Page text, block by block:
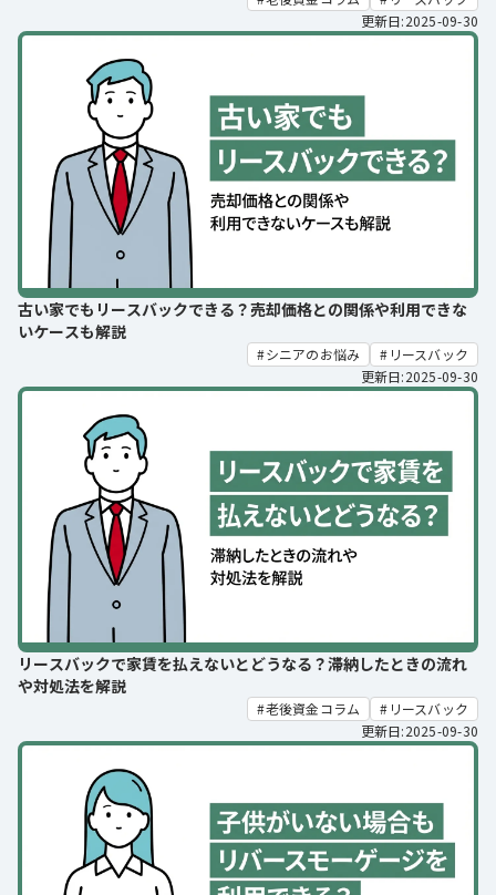
更新日:2025-09-30
古い家でもリースバックできる？売却価格との関係や利用できな
いケースも解説
シニアのお悩み
リースバック
更新日:2025-09-30
リースバックで家賃を払えないとどうなる？滞納したときの流れ
や対処法を解説
老後資金コラム
リースバック
更新日:2025-09-30